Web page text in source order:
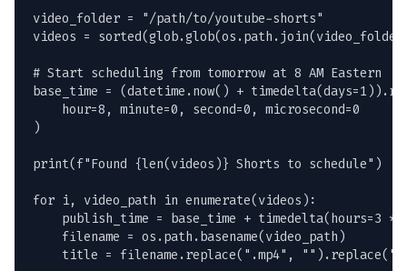
video_folder = "/path/to/youtube-shorts"
videos =
# Start scheduling from tomorrow at 8 AM Eastern
base_time = (datetime.now() +
    hour=8, minute=0, second=0, microsecond=0
)
print(f"Found {len(videos)} Shorts to schedule")
for i, video_path in enumerate(videos):
publish_time = base_time + timedelta(hours=3 *
    filename = os.path.basename(video_path)
title = filename.replace(".mp4",